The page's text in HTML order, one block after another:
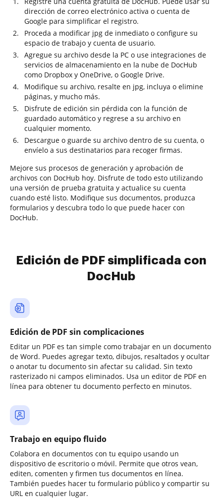
dirección de correo electrónico activa o cuenta de
Google para simplificar el registro.
Proceda a modificar jpg de inmediato o configure su
espacio de trabajo y cuenta de usuario.
Agregue su archivo desde la PC o use integraciones de
servicios de almacenamiento en la nube de DocHub
como Dropbox y OneDrive, o Google Drive.
Modifique su archivo, resalte en jpg, incluya o elimine
páginas, y mucho más.
Disfrute de edición sin pérdida con la función de
guardado automático y regrese a su archivo en
cualquier momento.
Descargue o guarde su archivo dentro de su cuenta, o
envíelo a sus destinatarios para recoger firmas.
Mejore sus procesos de generación y aprobación de
archivos con DocHub hoy. Disfrute de todo esto utilizando
una versión de prueba gratuita y actualice su cuenta
cuando esté listo. Modifique sus documentos, produzca
formularios y descubra todo lo que puede hacer con
DocHub.
Edición de PDF simplificada con
DocHub
Edición de PDF sin complicaciones
Editar un PDF es tan simple como trabajar en un documento
de Word. Puedes agregar texto, dibujos, resaltados y ocultar
o anotar tu documento sin afectar su calidad. Sin texto
rasterizado ni campos eliminados. Usa un editor de PDF en
línea para obtener tu documento perfecto en minutos.
Trabajo en equipo fluido
Colabora en documentos con tu equipo usando un
dispositivo de escritorio o móvil. Permite que otros vean,
editen, comenten y firmen tus documentos en línea.
También puedes hacer tu formulario público y compartir su
URL en cualquier lugar.